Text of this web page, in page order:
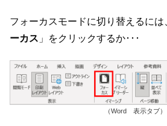
フォーカスモードに切り替えるには
ーカス 」をクリックするか･･･
（Word 表示タブ）